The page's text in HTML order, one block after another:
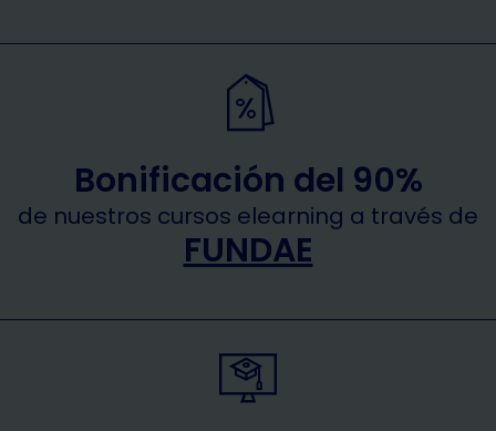
Bonificación del 90%
de nuestros cursos elearning a través de
FUNDAE